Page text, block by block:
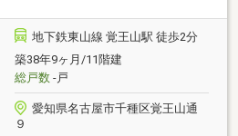
イレ）◎網戸張替え ◎木部塗装 ◎
時） ◎ハウスクリーニング等一般
ョン協議会が定める適合リノベー
宅」適合
地下鉄東山線 覚王山駅 徒歩2分
築38年9ヶ月/11階建
総戸数-戸
愛知県名古屋市千種区覚王山通
９